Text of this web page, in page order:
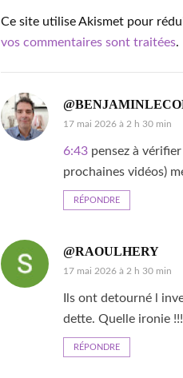
Ce site utilise Akismet pour
vos commentaires sont traitées.
17 mai 2026 à 2 h 30 min
6:43 pensez à
prochaines vidéos)
RÉPONDRE
@RAOULHERY
17 mai 2026 à 2 h 30 min
Ils ont detourné l
dette. Quelle ironie
RÉPONDRE